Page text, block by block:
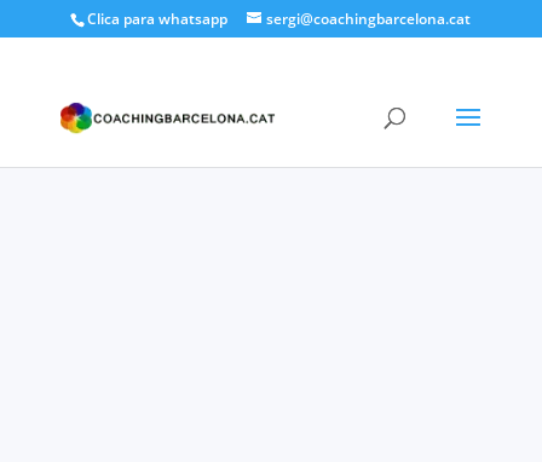
Clica para whatsapp sergi@coachingbarcelona.cat